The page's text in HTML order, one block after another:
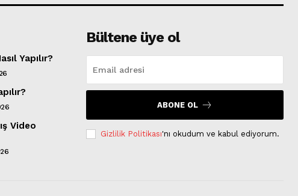
Yapılır?
Video
Bültene üye ol
ABONE OL
Gizlilik Politikası'nı okudum ve kabul ediyorum.